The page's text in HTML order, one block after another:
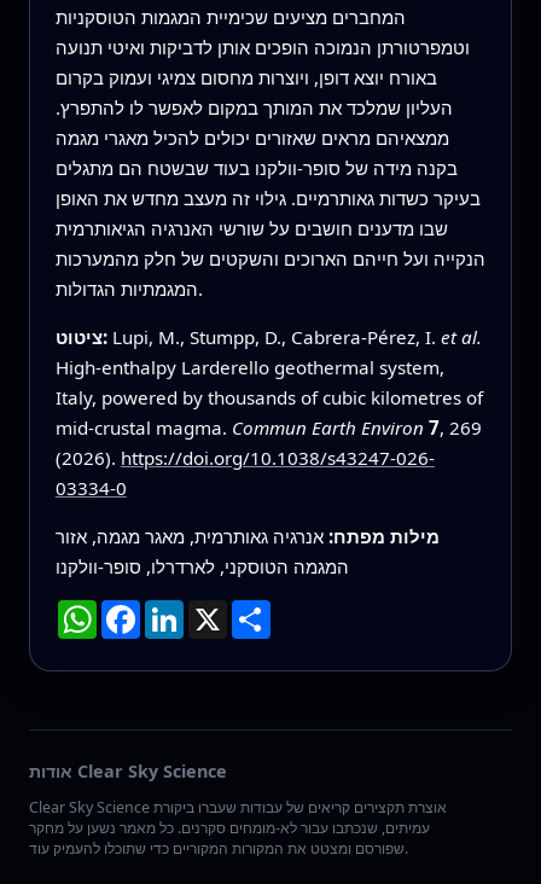
המחברים מציעים שכימיית המגמות הטוסקניות
וטמפרטורתן הנמוכה הופכים אותן לדביקות ואיטי תנועה
באורח יוצא דופן, ויוצרות מחסום צמיגי ועמוק בקרום
העליון שמלכד את המותך במקום לאפשר לו להתפרץ.
ממצאיהם מראים שאזורים יכולים להכיל מאגרי מגמה
בקנה מידה של סופר-וולקנו בעוד שבשטח הם מתגלים
בעיקר כשדות גאותרמיים. גילוי זה מעצב מחדש את האופן
שבו מדענים חושבים על שורשי האנרגיה הגיאותרמית
הנקייה ועל חייהם הארוכים והשקטים של חלק מהמערכות
המגמתיות הגדולות.
ציטוט: Lupi, M., Stumpp, D., Cabrera-Pérez, I. et al.
High-enthalpy Larderello geothermal system,
Italy, powered by thousands of cubic kilometres of
mid-crustal magma. Commun Earth Environ 7, 269
(2026). https://doi.org/10.1038/s43247-026-
03334-0
מילות מפתח:אנרגיה גאותרמית, מאגר מגמה, אזור
המגמה הטוסקני, לארדרלו, סופר-וולקנו
WhatsApp
Facebook
LinkedIn
X שתף
אודות Clear Sky Science
Clear Sky Science אוצרת תקצירים קריאים של עבודות שעברו ביקורת
עמיתים, שנכתבו עבור לא-מומחים סקרנים. כל מאמר נשען על מחקר
שפורסם ומצטט את המקורות המקוריים כדי שתוכלו להעמיק עוד.